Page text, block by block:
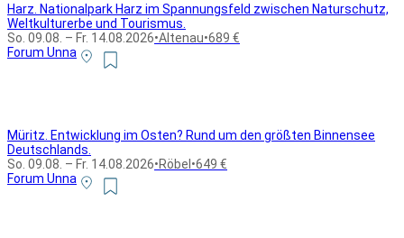
Harz. Nationalpark Harz im Spannungsfeld zwischen Naturschutz,
Weltkulturerbe und Tourismus.
So. 09.08. – Fr. 14.08.2026•Altenau•689 €
Forum Unna
Müritz. Entwicklung im Osten? Rund um den größten Binnensee
Deutschlands.
So. 09.08. – Fr. 14.08.2026•Röbel•649 €
Forum Unna